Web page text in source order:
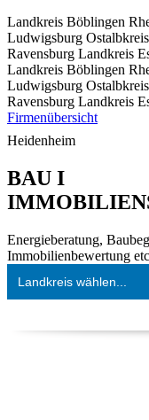
Landkreis Böblingen
Ludwigsburg Ostalbkreis
Ravensburg Landkreis
Landkreis Böblingen
Ludwigsburg Ostalbkreis
Ravensburg Landkreis
Firmenübersicht
Heidenheim
BAU I
Energieberatung,
Immobilienbewertung
Landkreis wählen...